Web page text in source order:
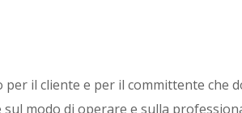
il cliente e per il committente che
modo di operare e sulla